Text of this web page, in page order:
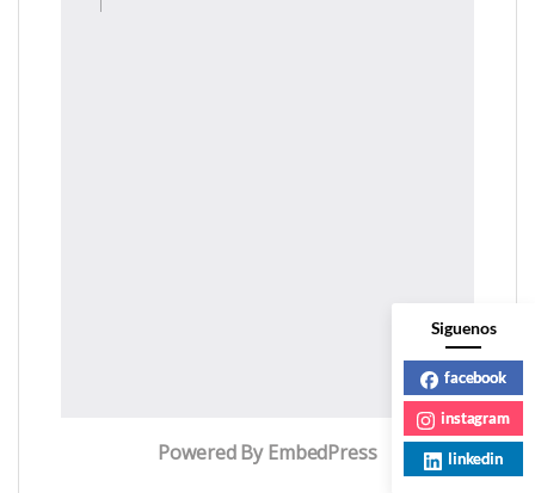
Powered By EmbedPress
Siguenos
facebook
instagram
linkedin